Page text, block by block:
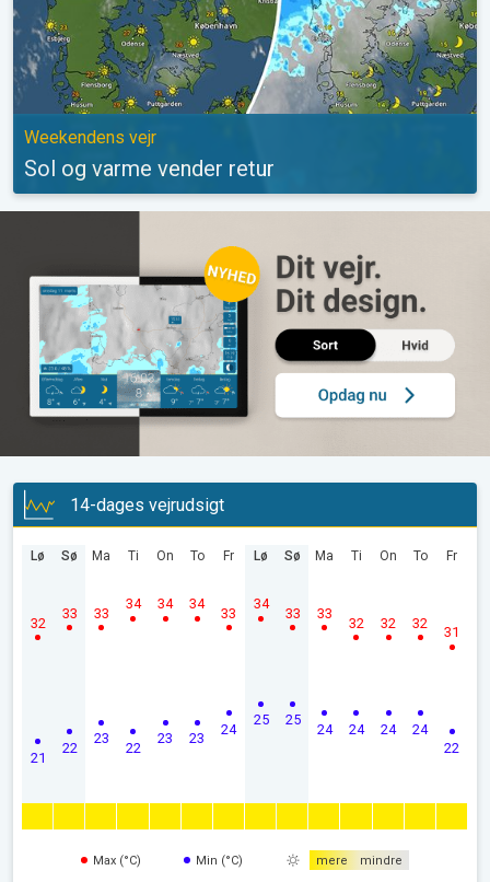
Weekendens vejr
Sol og varme vender retur
14-dages vejrudsigt
Lø
21
32
Sø
22
33
Ma
23
33
Ti
22
34
On
23
34
To
23
34
Fr
24
33
Lø
25
34
Sø
25
33
Ma
24
33
Ti
24
32
On
24
32
To
24
32
Fr
22
31
Max (°C) Min (°C) mere mindre